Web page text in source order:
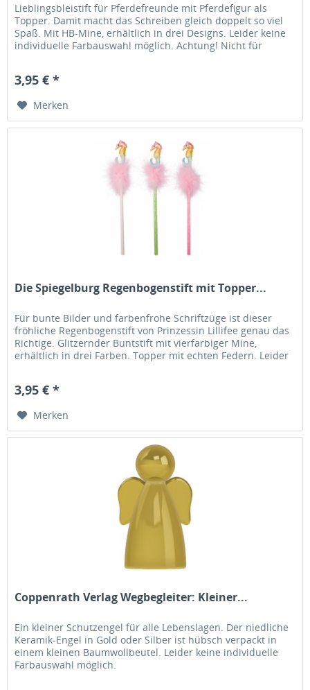
Lieblingsbleistift für Pferdefreunde mit Pferdefigur als
Topper. Damit macht das Schreiben gleich doppelt so viel
Spaß. Mit HB-Mine, erhältlich in drei Designs. Leider keine
individuelle Farbauswahl möglich. Achtung! Nicht für
3,95 € *
Merken
Die Spiegelburg Regenbogenstift mit Topper...
Für bunte Bilder und farbenfrohe Schriftzüge ist dieser
fröhliche Regenbogenstift von Prinzessin Lillifee genau das
Richtige. Glitzernder Buntstift mit vierfarbiger Mine,
erhältlich in drei Farben. Topper mit echten Federn. Leider
3,95 € *
Merken
Coppenrath Verlag Wegbegleiter: Kleiner...
Ein kleiner Schutzengel für alle Lebenslagen. Der niedliche
Keramik-Engel in Gold oder Silber ist hübsch verpackt in
einem kleinen Baumwollbeutel. Leider keine individuelle
Farbauswahl möglich.